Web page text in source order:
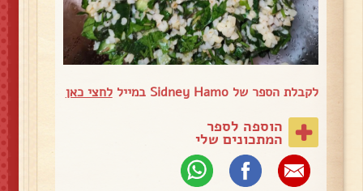
לקבלת הספר של Sidney Hamo במייל לחצי כאן
הוספה לספר
המתכונים שלי